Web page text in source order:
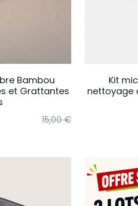
Bambou
et Grattantes
15,00 €
Kit
nettoyage